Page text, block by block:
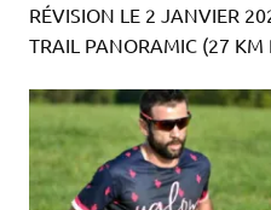
RÉVISION LE 2 JANVIER
TRAIL PANORAMIC (27